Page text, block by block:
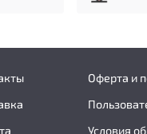
Оферта и
Условия